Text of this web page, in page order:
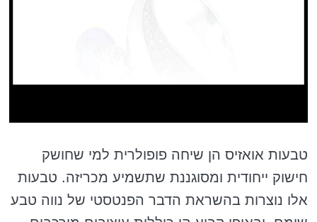
טבעות אואזיס הן שיחה פופולרית למי שחושק
חישוק ייחודית ומסוגננת שתשמיע מכריזה. טבעות
אלו נוצרות בהשראת הדבר הפנטסטי של נווה טבע